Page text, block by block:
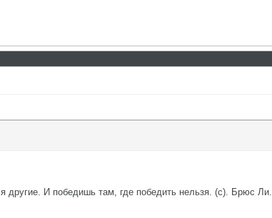
другие. И победишь там, где победить нельзя. (с). Брюс Ли.